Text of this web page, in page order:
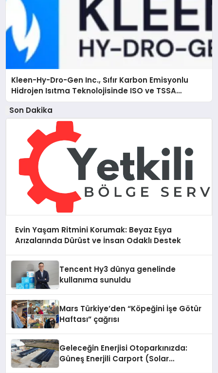
Kleen-Hy-Dro-Gen Inc., Sıfır Karbon Emisyonlu
Hidrojen Isıtma Teknolojisinde ISO ve TSSA
Düzenleyici Onaylarını Aldı
Son Dakika
Evin Yaşam Ritmini Korumak: Beyaz Eşya
Arızalarında Dürüst ve İnsan Odaklı Destek
Tencent Hy3 dünya genelinde
kullanıma sunuldu
Mars Türkiye’den “Köpeğini İşe Götür
Haftası” çağrısı
Geleceğin Enerjisi Otoparkınızda:
Güneş Enerjili Carport (Solar